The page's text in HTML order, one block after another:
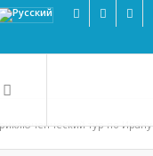
тур по Ирану